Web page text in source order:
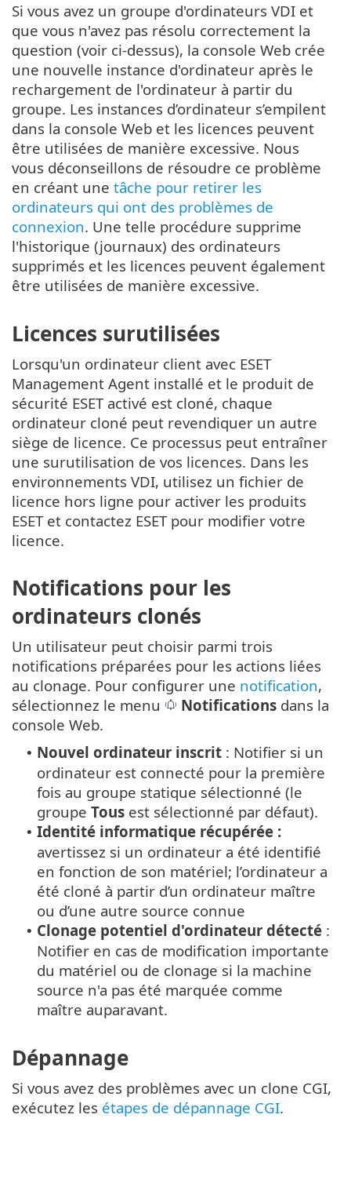
Si vous avez un groupe d'ordinateurs VDI et
que vous n'avez pas résolu correctement la
question (voir ci-dessus), la console Web crée
une nouvelle instance d'ordinateur après le
rechargement de l'ordinateur à partir du
groupe. Les instances d’ordinateur s’empilent
dans la console Web et les licences peuvent
être utilisées de manière excessive. Nous
vous déconseillons de résoudre ce problème
en créant une tâche pour retirer les
ordinateurs qui ont des problèmes de
connexion. Une telle procédure supprime
l'historique (journaux) des ordinateurs
supprimés et les licences peuvent également
être utilisées de manière excessive.
Licences surutilisées
Lorsqu'un ordinateur client avec ESET
Management Agent installé et le produit de
sécurité ESET activé est cloné, chaque
ordinateur cloné peut revendiquer un autre
siège de licence. Ce processus peut entraîner
une surutilisation de vos licences. Dans les
environnements VDI, utilisez un fichier de
licence hors ligne pour activer les produits
ESET et contactez ESET pour modifier votre
licence.
Notifications pour les
ordinateurs clonés
Un utilisateur peut choisir parmi trois
notifications préparées pour les actions liées
au clonage. Pour configurer une notification,
sélectionnez le menu
Notifications dans la
console Web.
• Nouvel ordinateur inscrit : Notifier si un
ordinateur est connecté pour la première
fois au groupe statique sélectionné (le
groupe Tous est sélectionné par défaut).
• Identité informatique récupérée :
avertissez si un ordinateur a été identifié
en fonction de son matériel; l’ordinateur a
été cloné à partir d’un ordinateur maître
ou d’une autre source connue
• Clonage potentiel d'ordinateur détecté :
Notifier en cas de modification importante
du matériel ou de clonage si la machine
source n'a pas été marquée comme
maître auparavant.
Dépannage
Si vous avez des problèmes avec un clone CGI,
exécutez les étapes de dépannage CGI.